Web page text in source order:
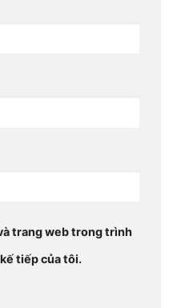
trang web trong trình
tiếp của tôi.